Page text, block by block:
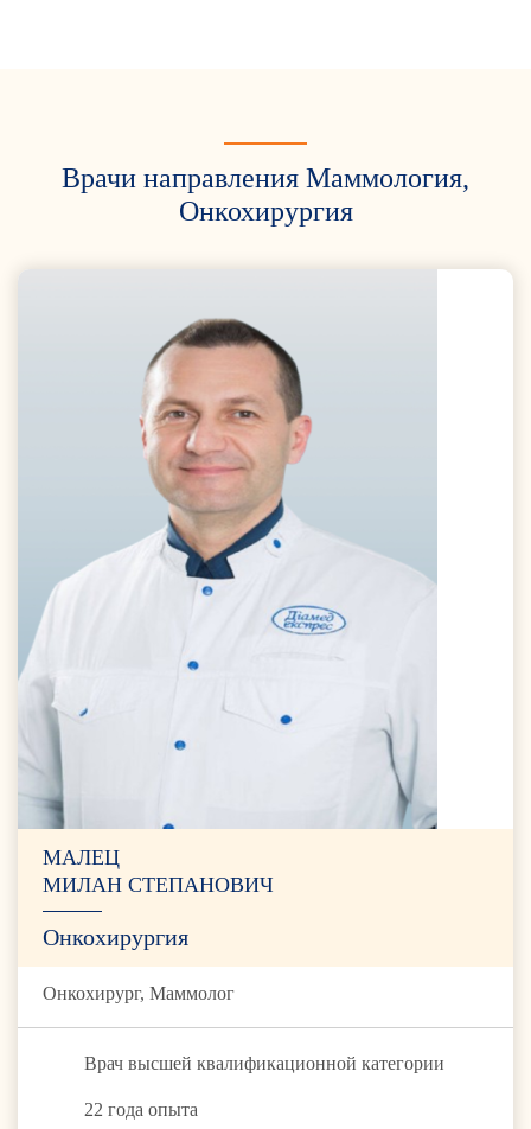
Врачи направления Маммология,
Онкохирургия
МАЛЕЦ
МИЛАН СТЕПАНОВИЧ
Онкохирургия
Онкохирург, Маммолог
Врач высшей квалификационной категории
22 года опыта